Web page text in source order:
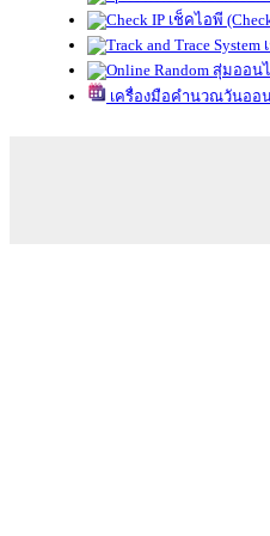
เช็คไอพี
สุ่มออน
เครื่องมือคำนวณวันออ